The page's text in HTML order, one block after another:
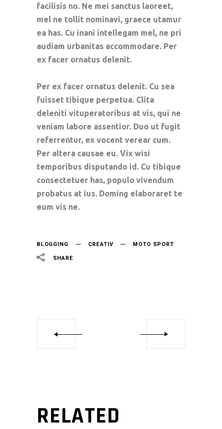
facilisis no. Ne mei sanctus laoreet,
mel ne tollit nominavi, graece utamur
ea has. Cu inani intellegam mel, ne pri
audiam urbanitas accommodare. Per
ex facer ornatus delenit.
Per ex facer ornatus delenit. Cu sea
fuisset tibique perpetua. Clita
deleniti vituperatoribus at vis, qui ne
veniam labore assentior. Duo ut fugit
referrentur, ex vocent verear cum.
Per altera causae eu. Vix wisi
temporibus disputando id. Cu tibique
consectetuer has, populo vivendum
probatus at ius. Doming elaboraret te
eum vis ne.
BLOGGING CREATIV
MOTO SPORT
SHARE
RELATED